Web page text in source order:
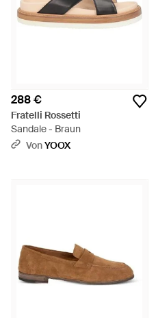
288 €
Fratelli Rossetti
Sandale - Braun
VonYOOX